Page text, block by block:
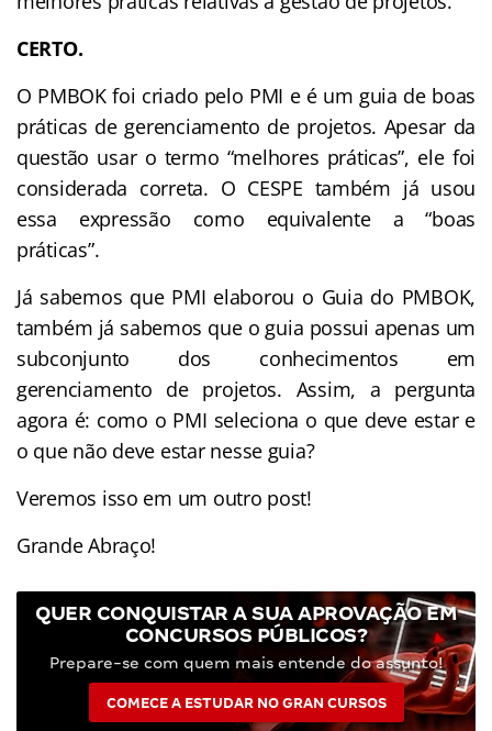
CERTO.
O PMBOK foi criado pelo PMI e é um guia de boas
práticas de gerenciamento de projetos. Apesar da
questão usar o termo “melhores práticas”, ele foi
considerada correta. O CESPE também já usou
essa expressão como equivalente a “boas
práticas”.
Já sabemos que PMI elaborou o Guia do PMBOK,
também já sabemos que o guia possui apenas um
subconjunto dos conhecimentos em
gerenciamento de projetos. Assim, a pergunta
agora é: como o PMI seleciona o que deve estar e
o que não deve estar nesse guia?
Veremos isso em um outro post!
Grande Abraço!
QUER CONQUISTAR A SUA APROVAÇÃO EM
CONCURSOS PÚBLICOS?
Prepare-se com quem mais entende do assunto!
COMECE A ESTUDAR NO GRAN CURSOS